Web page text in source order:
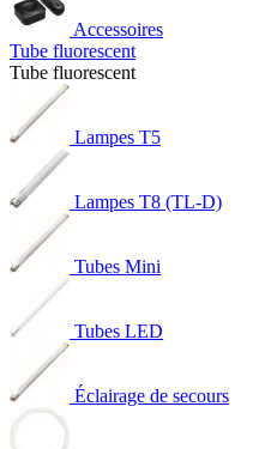
Accessoires
Tube fluorescent
Tube fluorescent
Lampes T5
Lampes T8 (TL-D)
Tubes Mini
Tubes LED
Éclairage de secours